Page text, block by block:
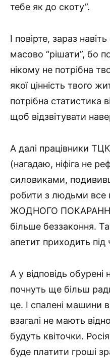
тебе як до скоту”.
І повірте, зараз
масово “рішати”, бо
нікому не потрібна
якої цінність твого
потрібна статистика
щоб відзвітувати
А далі працівники
(нагадаю, ніфіга не
силовиками,
робити з людьми все
ЖОДНОГО
більше беззаконня.
апетит приходить під
А у відповідь
почнуть ще більш
це. І спалені машини
взагалі не мають
будуть квіточки.
буде платити гроші